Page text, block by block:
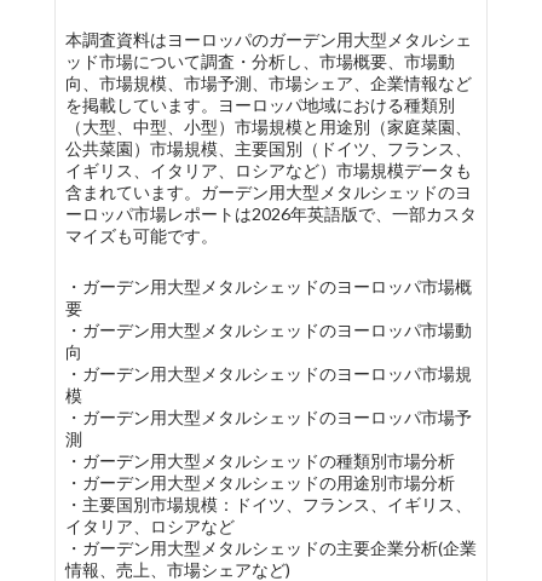
本調査資料はヨーロッパのガーデン用大型メタルシェ
ッド市場について調査・分析し、市場概要、市場動
向、市場規模、市場予測、市場シェア、企業情報など
を掲載しています。ヨーロッパ地域における種類別
（大型、中型、小型）市場規模と用途別（家庭菜園、
公共菜園）市場規模、主要国別（ドイツ、フランス、
イギリス、イタリア、ロシアなど）市場規模データも
含まれています。ガーデン用大型メタルシェッドのヨ
ーロッパ市場レポートは2026年英語版で、一部カスタ
マイズも可能です。
・ガーデン用大型メタルシェッドのヨーロッパ市場概
要
・ガーデン用大型メタルシェッドのヨーロッパ市場動
向
・ガーデン用大型メタルシェッドのヨーロッパ市場規
模
・ガーデン用大型メタルシェッドのヨーロッパ市場予
測
・ガーデン用大型メタルシェッドの種類別市場分析
・ガーデン用大型メタルシェッドの用途別市場分析
・主要国別市場規模：ドイツ、フランス、イギリス、
イタリア、ロシアなど
・ガーデン用大型メタルシェッドの主要企業分析(企業
情報、売上、市場シェアなど)